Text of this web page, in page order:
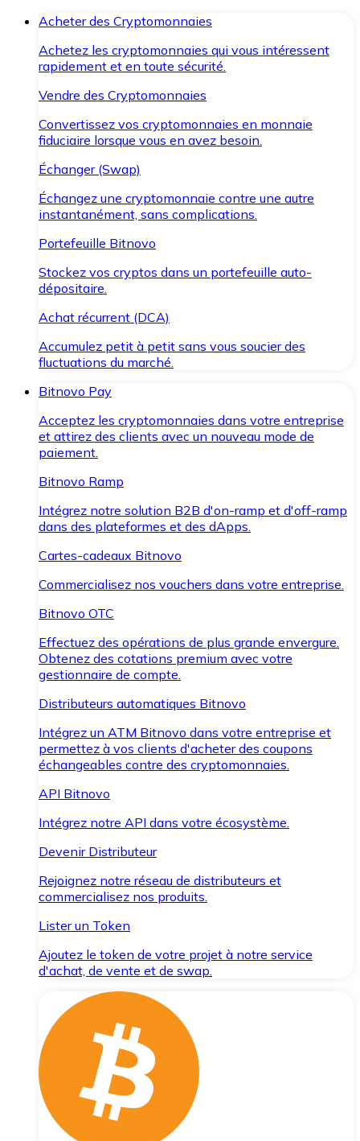
Acheter des Cryptomonnaies
Achetez les cryptomonnaies qui vous intéressent
rapidement et en toute sécurité.
Vendre des Cryptomonnaies
Convertissez vos cryptomonnaies en monnaie
fiduciaire lorsque vous en avez besoin.
Échanger (Swap)
Échangez une cryptomonnaie contre une autre
instantanément, sans complications.
Portefeuille Bitnovo
Stockez vos cryptos dans un portefeuille auto-
dépositaire.
Achat récurrent (DCA)
Accumulez petit à petit sans vous soucier des
fluctuations du marché.
Bitnovo Pay
Acceptez les cryptomonnaies dans votre entreprise
et attirez des clients avec un nouveau mode de
paiement.
Bitnovo Ramp
Intégrez notre solution B2B d'on-ramp et d'off-ramp
dans des plateformes et des dApps.
Cartes-cadeaux Bitnovo
Commercialisez nos vouchers dans votre entreprise.
Bitnovo OTC
Effectuez des opérations de plus grande envergure.
Obtenez des cotations premium avec votre
gestionnaire de compte.
Distributeurs automatiques Bitnovo
Intégrez un ATM Bitnovo dans votre entreprise et
permettez à vos clients d'acheter des coupons
échangeables contre des cryptomonnaies.
API Bitnovo
Intégrez notre API dans votre écosystème.
Devenir Distributeur
Rejoignez notre réseau de distributeurs et
commercialisez nos produits.
Lister un Token
Ajoutez le token de votre projet à notre service
d'achat, de vente et de swap.